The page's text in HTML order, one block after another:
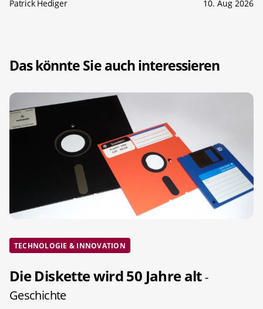
Patrick Hediger 10. Aug 2026
Das könnte Sie auch interessieren
TECHNOLOGIE & INNOVATION
Die Diskette wird 50 Jahre alt-
Geschichte